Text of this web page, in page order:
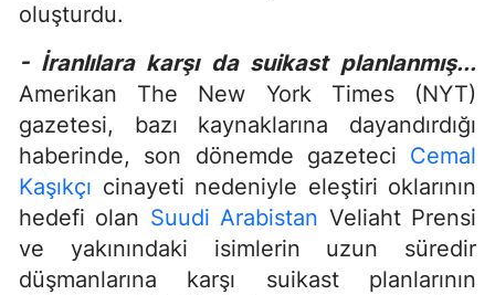
oluşturdu.
- İranlılara karşı da suikast planlanmış...
Amerikan The New York Times (NYT)
gazetesi, bazı kaynaklarına dayandırdığı
haberinde, son dönemde gazeteci Cemal
Kaşıkçı cinayeti nedeniyle eleştiri oklarının
hedefi olan Suudi Arabistan Veliaht Prensi
ve yakınındaki isimlerin uzun süredir
düşmanlarına karşı suikast planlarının